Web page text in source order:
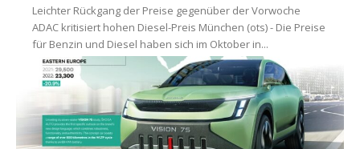
Leichter Rückgang der Preise gegenüber der Vorwoche
ADAC kritisiert hohen Diesel-Preis München (ots) - Die Preise
für Benzin und Diesel haben sich im Oktober in...